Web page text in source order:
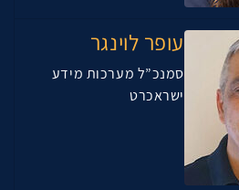
עופר לוינגר
סמנכ”ל מערכות מידע
ישראכרט